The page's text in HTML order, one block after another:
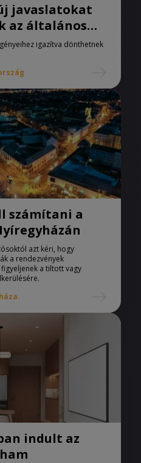
javaslatokat
az általános
igazítva dönthetnek
számítani a
azt kéri, hogy
a rendezvények
a tiltott vagy
indult az